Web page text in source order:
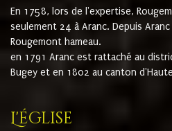
En 1758, lors de l'expertise,
seulement 24 à Aranc. Depuis
Rougemont hameau.
en 1791 Aranc est rattaché au
Bugey et en 1802 au canton
L'église